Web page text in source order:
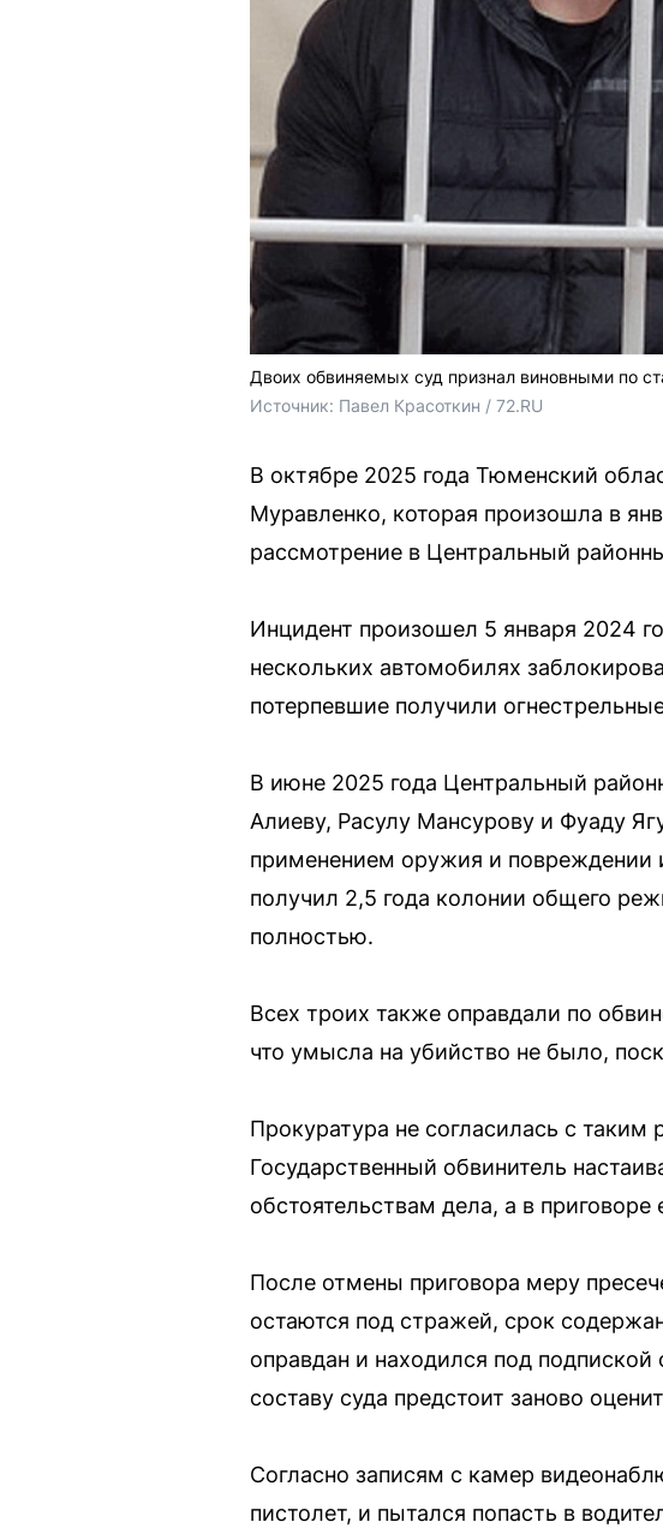
Двоих обвиняемых суд признал виновными по
Источник: Павел Красоткин / 72.RU
В октябре 2025 года Тюменский
Муравленко, которая произошла в
рассмотрение в Центральный
Инцидент произошел 5 января 2024
нескольких автомобилях
потерпевшие получили
В июне 2025 года Центральный
Алиеву, Расулу Мансурову и Фуаду
применением оружия и повреждении
получил 2,5 года колонии общего
полностью.
Всех троих также оправдали по
что умысла на убийство не было,
Прокуратура не согласилась с
Государственный обвинитель
обстоятельствам дела, а в
После отмены приговора меру
остаются под стражей, срок
оправдан и находился под
составу суда предстоит заново
Согласно записям с камер
пистолет, и пытался попасть в